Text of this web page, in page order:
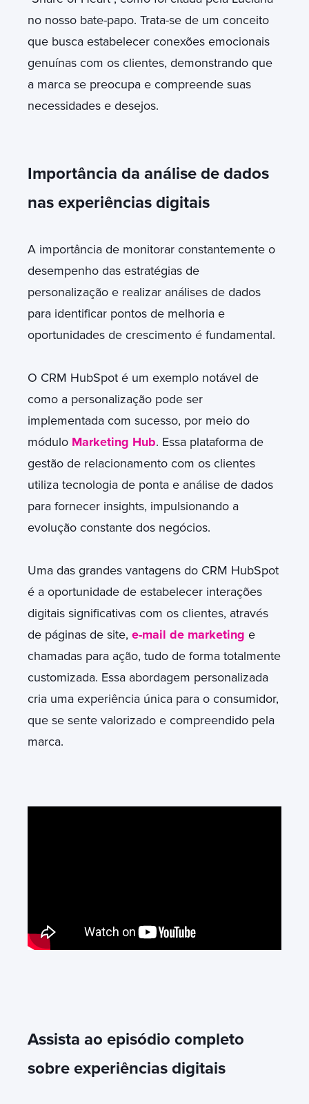
no nosso bate-papo. Trata-se de um conceito
que busca estabelecer conexões emocionais
genuínas com os clientes, demonstrando que
a marca se preocupa e compreende suas
necessidades e desejos.
Importância da análise de dados
nas experiências digitais
A importância de monitorar constantemente o
desempenho das estratégias de
personalização e realizar análises de dados
para identificar pontos de melhoria e
oportunidades de crescimento é fundamental.
O CRM HubSpot é um exemplo notável de
como a personalização pode ser
implementada com sucesso, por meio do
módulo Marketing Hub. Essa plataforma de
gestão de relacionamento com os clientes
utiliza tecnologia de ponta e análise de dados
para fornecer insights, impulsionando a
evolução constante dos negócios.
Uma das grandes vantagens do CRM HubSpot
é a oportunidade de estabelecer interações
digitais significativas com os clientes, através
de páginas de site, e-mail de marketing e
chamadas para ação, tudo de forma totalmente
customizada. Essa abordagem personalizada
cria uma experiência única para o consumidor,
que se sente valorizado e compreendido pela
marca.
Assista ao episódio completo
sobre experiências digitais